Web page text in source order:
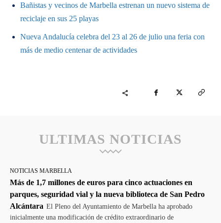
Bañistas y vecinos de Marbella estrenan un nuevo sistema de
reciclaje en sus 25 playas
Nueva Andalucía celebra del 23 al 26 de julio una feria con
más de medio centenar de actividades
ULTIMAS NOTICIAS
NOTICIAS MARBELLA
Más de 1,7 millones de euros para cinco actuaciones en
parques, seguridad vial y la nueva biblioteca de San Pedro
Alcántara El Pleno del Ayuntamiento de Marbella ha aprobado
inicialmente una modificación de crédito extraordinario de